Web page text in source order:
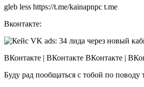
gleb less https://t.me/kainapnpc t.me
Вконтакте:
ВКонтакте | ВКонтакте ВКонтакте |
Буду рад пообщаться с тобой по